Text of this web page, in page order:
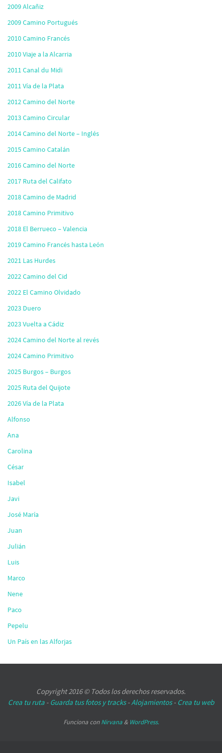
2009 Alcañiz
2009 Camino Portugués
2010 Camino Francés
2010 Viaje a la Alcarria
2011 Canal du Midi
2011 Vía de la Plata
2012 Camino del Norte
2013 Camino Circular
2014 Camino del Norte – Inglés
2015 Camino Catalán
2016 Camino del Norte
2017 Ruta del Califato
2018 Camino de Madrid
2018 Camino Primitivo
2018 El Berrueco – Valencia
2019 Camino Francés hasta León
2021 Las Hurdes
2022 Camino del Cid
2022 El Camino Olvidado
2023 Duero
2023 Vuelta a Cádiz
2024 Camino del Norte al revés
2024 Camino Primitivo
2025 Burgos – Burgos
2025 Ruta del Quijote
2026 Vía de la Plata
Alfonso
Ana
Carolina
César
Isabel
Javi
José María
Juan
Julián
Luis
Marco
Nene
Paco
Pepelu
Un País en las Alforjas
Copyright 2016 © Todos los derechos reservados.
Crea tu ruta - Guarda tus fotos y tracks-Alojamientos- Crea tu web
Funciona con Nirvana& WordPress.